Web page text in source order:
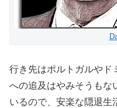
行き先はポルトガルやド
への追及はやみそうもな
いるので、安楽な隠退生